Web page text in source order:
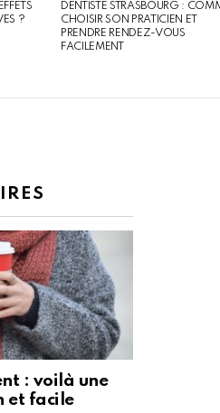
?
DENTISTE STRASBOURG :
CHOISIR SON PRATICIEN ET
PRENDRE RENDEZ-VOUS
FACILEMENT
: voilà une
et facile